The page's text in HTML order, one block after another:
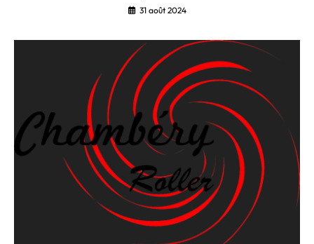
31 août 2024